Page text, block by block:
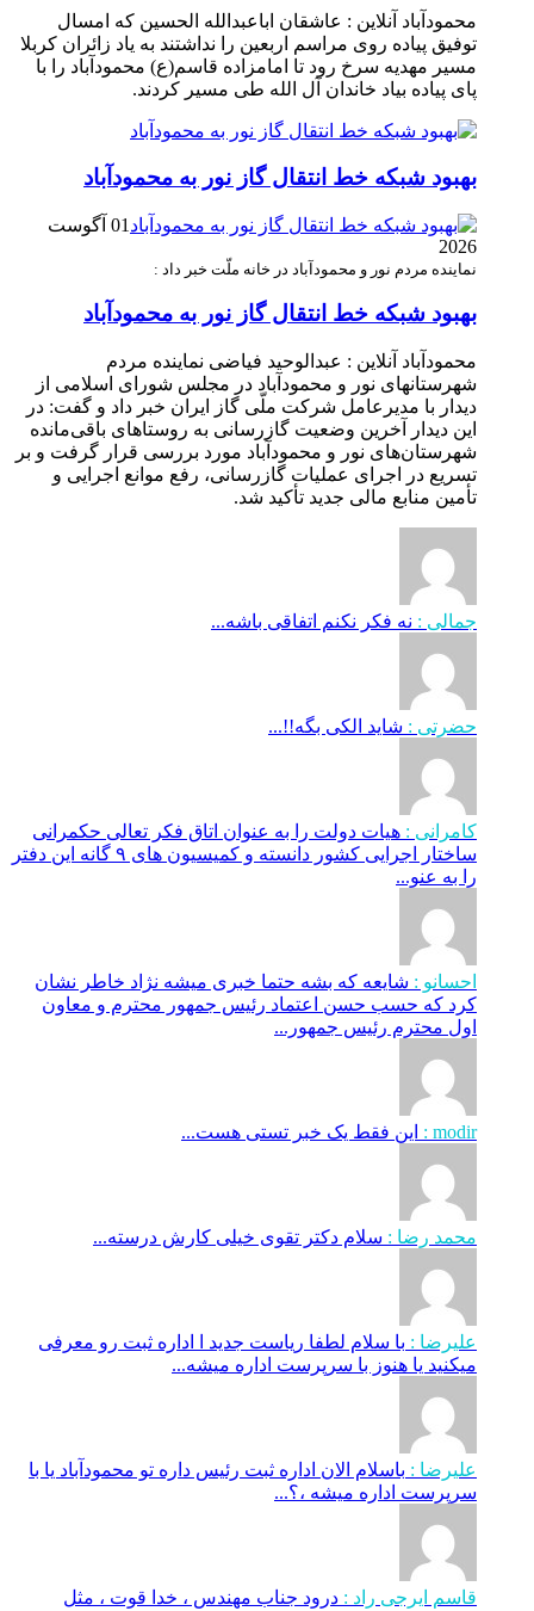
محمودآباد آنلاین : عاشقان اباعبدالله الحسین که امسال
توفیق پیاده روی مراسم اربعین را نداشتند به یاد زائران کربلا
مسیر مهدیه سرخ رود تا امامزاده قاسم(ع) محمودآباد را با
پای پیاده بیاد خاندان آل الله طی مسیر کردند.
بهبود شبکه خط انتقال گاز نور به محمودآباد
01 آگوست
2026
نماینده مردم نور و محمودآباد در خانه ملّت خبر داد :
بهبود شبکه خط انتقال گاز نور به محمودآباد
محمودآباد آنلاین : عبدالوحید فیاضی نماینده مردم
شهرستانهای نور و محمودآباد در مجلس شورای اسلامی از
دیدار با مدیرعامل شرکت ملّی گاز ایران خبر داد و گفت: در
این دیدار آخرین وضعیت گازرسانی به روستاهای باقی‌مانده
شهرستان‌های نور و محمودآباد مورد بررسی قرار گرفت و بر
تسریع در اجرای عملیات گازرسانی، رفع موانع اجرایی و
تأمین منابع مالی جدید تأکید شد.
جمالی : نه فکر نکنم اتفاقی باشه...
حضرتی : شاید الکی بگه!!...
کامرانی : هیات دولت را به عنوان اتاق فکر تعالی حکمرانی
ساختار اجرایی کشور دانسته و کمیسیون های ۹ گانه این دفتر
را به عنو...
احسانو : شایعه که بشه حتما خبری میشه نژاد خاطر نشان
کرد که حسب حسن اعتماد رئیس جمهور محترم و معاون
اول محترم رئیس جمهور...
modir : این فقط یک خبر تستی هست...
محمد رضا : سلام دکتر تقوی خیلی کارش درسته...
علیرضا : با سلام لطفا ریاست جدید ا اداره ثبت‌ رو معرفی
میکنید یا هنوز با سرپرست اداره‌ میشه...
علیرضا : باسلام الان اداره ثبت رئیس داره تو محمودآباد یا با
سرپرست اداره میشه ،؟...
قاسم ایرجی راد : درود جناب مهندس ، خدا قوت ، مثل